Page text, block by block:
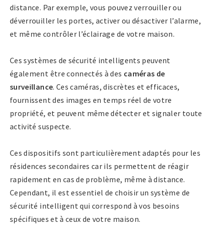
distance. Par exemple, vous pouvez verrouiller ou
déverrouiller les portes, activer ou désactiver l’alarme,
et même contrôler l’éclairage de votre maison.
Ces systèmes de sécurité intelligents peuvent
également être connectés à des caméras de
surveillance. Ces caméras, discrètes et efficaces,
fournissent des images en temps réel de votre
propriété, et peuvent même détecter et signaler toute
activité suspecte.
Ces dispositifs sont particulièrement adaptés pour les
résidences secondaires car ils permettent de réagir
rapidement en cas de problème, même à distance.
Cependant, il est essentiel de choisir un système de
sécurité intelligent qui correspond à vos besoins
spécifiques et à ceux de votre maison.